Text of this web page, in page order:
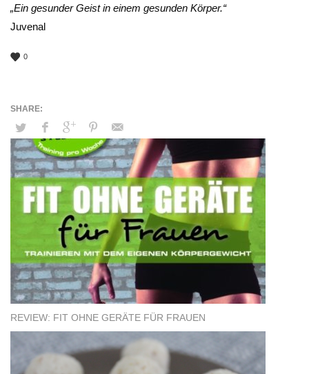
„Ein gesunder Geist in einem gesunden Körper.“
Juvenal
0
REVIEW: FIT OHNE GERÄTE FÜR FRAUEN